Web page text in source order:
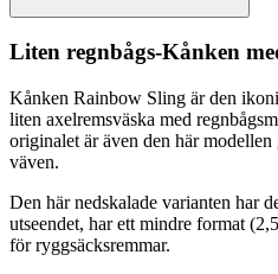
Liten regnbågs-Kånken
Kånken Rainbow Sling är den
liten axelremsväska med
originalet är även den här
väven.
Den här nedskalade varianten har
utseendet, har ett mindre format
för ryggsäcksremmar.